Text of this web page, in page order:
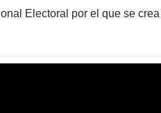
Electoral por el que se